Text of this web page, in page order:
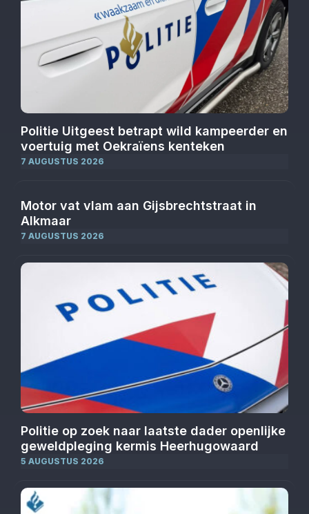
Politie Uitgeest betrapt wild kampeerder en
voertuig met Oekraïens kenteken
7 AUGUSTUS 2026
Motor vat vlam aan Gijsbrechtstraat in
Alkmaar
7 AUGUSTUS 2026
Politie op zoek naar laatste dader openlijke
geweldpleging kermis Heerhugowaard
5 AUGUSTUS 2026